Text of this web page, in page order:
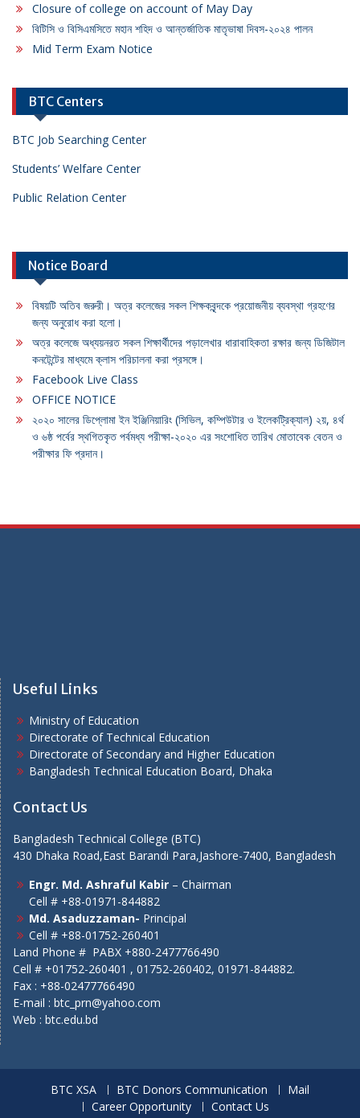
Closure of college on account of May Day
বিটিসি ও বিসিএমসিতে মহান শহিদ ও আন্তর্জাতিক মাতৃভাষা দিবস-২০২৪ পালন
Mid Term Exam Notice
BTC Centers
BTC Job Searching Center
Students’ Welfare Center
Public Relation Center
Notice Board
বিষয়টি অতিব জরুরী। অত্র কলেজের সকল শিক্ষকবৃন্দকে প্রয়োজনীয় ব্যবস্থা গ্রহণের
জন্য অনুরোধ করা হলো।
অত্র কলেজে অধ্যয়নরত সকল শিক্ষার্থীদের পড়ালেখার ধারাবাহিকতা রক্ষার জন্য ডিজিটাল
কনটেন্টের মাধ্যমে ক্লাস পরিচালনা করা প্রসঙ্গে।
Facebook Live Class
OFFICE NOTICE
২০২০ সালের ডিপ্লোমা ইন ইঞ্জিনিয়ারিং (সিভিল, কম্পিউটার ও ইলেকট্রিক্যাল) ২য়, ৪র্থ
ও ৬ষ্ঠ পর্বের স্থগিতকৃত পর্বমধ্য পরীক্ষা-২০২০ এর সংশোধিত তারিখ মোতাবেক বেতন ও
পরীক্ষার ফি প্রদান।
Useful Links
Ministry of Education
Directorate of Technical Education
Directorate of Secondary and Higher Education
Bangladesh Technical Education Board, Dhaka
Contact Us
Bangladesh Technical College (BTC)
430 Dhaka Road,East Barandi Para,Jashore-7400, Bangladesh
Engr. Md. Ashraful Kabir – Chairman
Cell # +88-01971-844882
Md. Asaduzzaman- Principal
Cell # +88-01752-260401
Land Phone # PABX +880-2477766490
Cell # +01752-260401 , 01752-260402, 01971-844882.
Fax : +88-02477766490
E-mail : btc_prn@yahoo.com
Web : btc.edu.bd
BTC XSA BTC Donors Communication
Mail
Career Opportunity
Contact Us